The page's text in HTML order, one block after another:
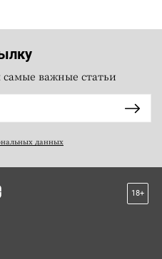
важные статьи
данных
18+